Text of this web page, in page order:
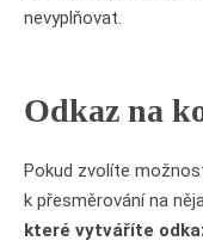
nevyplňovat.
Odkaz na
Pokud zvolíte
k přesměrování na
které vytváříte